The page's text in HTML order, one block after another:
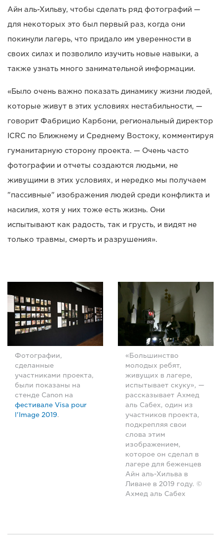
Айн аль-Хильву, чтобы сделать ряд фотографий —
для некоторых это был первый раз, когда они
покинули лагерь, что придало им уверенности в
своих силах и позволило изучить новые навыки, а
также узнать много занимательной информации.
«Было очень важно показать динамику жизни людей,
которые живут в этих условиях нестабильности, —
говорит Фабрицио Карбони, региональный директор
ICRC по Ближнему и Среднему Востоку, комментируя
гуманитарную сторону проекта. — Очень часто
фотографии и отчеты создаются людьми, не
живущими в этих условиях, и нередко мы получаем
"пассивные" изображения людей среди конфликта и
насилия, хотя у них тоже есть жизнь. Они
испытывают как радость, так и грусть, и видят не
только травмы, смерть и разрушения».
Фотографии,
сделанные
участниками проекта,
были показаны на
стенде Canon на
фестивале Visa pour
l'Image 2019.
«Большинство
молодых ребят,
живущих в лагере,
испытывает скуку», —
рассказывает Ахмед
аль Сабех, один из
участников проекта,
подкрепляя свои
слова этим
изображением,
которое он сделал в
лагере для беженцев
Айн аль-Хильва в
Ливане в 2019 году. ©
Ахмед аль Сабех